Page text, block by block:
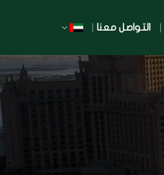
التواصل معنا